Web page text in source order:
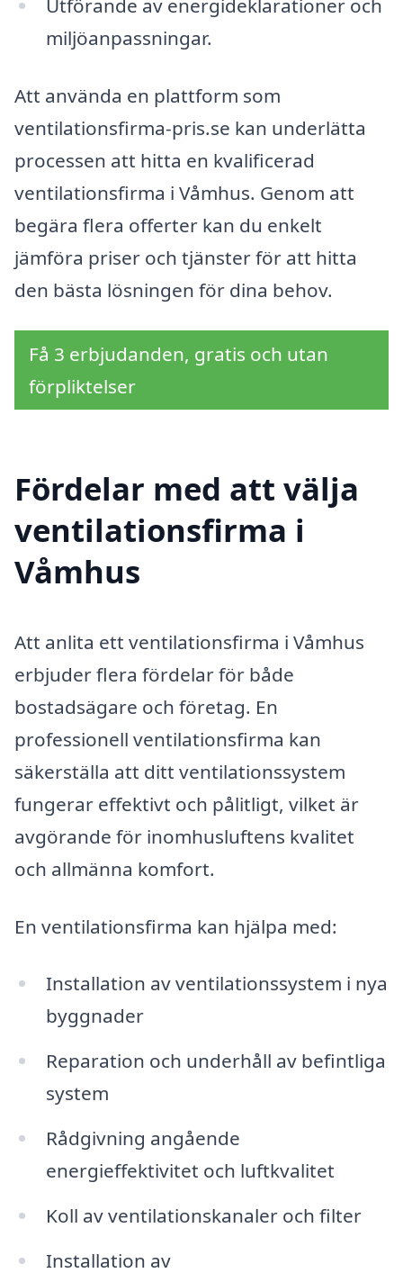
Utförande av energideklarationer och
miljöanpassningar.
Att använda en plattform som
ventilationsfirma-pris.se kan underlätta
processen att hitta en kvalificerad
ventilationsfirma i Våmhus. Genom att
begära flera offerter kan du enkelt
jämföra priser och tjänster för att hitta
den bästa lösningen för dina behov.
Få 3 erbjudanden, gratis och utan
förpliktelser
Fördelar med att välja
ventilationsfirma i
Våmhus
Att anlita ett ventilationsfirma i Våmhus
erbjuder flera fördelar för både
bostadsägare och företag. En
professionell ventilationsfirma kan
säkerställa att ditt ventilationssystem
fungerar effektivt och pålitligt, vilket är
avgörande för inomhusluftens kvalitet
och allmänna komfort.
En ventilationsfirma kan hjälpa med:
Installation av ventilationssystem i nya
byggnader
Reparation och underhåll av befintliga
system
Rådgivning angående
energieffektivitet och luftkvalitet
Koll av ventilationskanaler och filter
Installation av